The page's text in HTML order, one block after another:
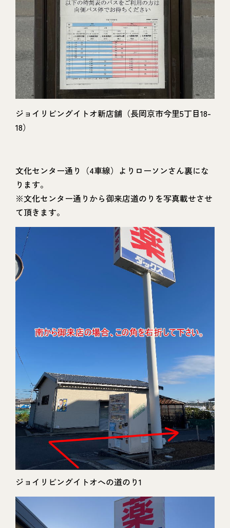
ジョイリビングイトオ新店舗（長岡京市今里5丁目18-
18）
文化センター通り（4車線）よりローソンさん裏にな
ります。
※文化センター通りから御来店道のりを写真載せさせ
て頂きます。
ジョイリビングイトオへの道のり1